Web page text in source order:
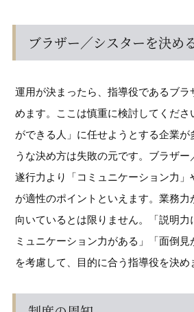
ブラザー／シスターを決め
運用が決まったら、指導役であるブラ
めます。ここは慎重に検討してくださ
ができる人」に任せようとする企業が
うな決め方は失敗の元です。ブラザー
遂行力より「コミュニケーション力」
が適性のポイントといえます。業務力
向いているとは限りません。「説明力
ミュニケーション力がある」「面倒
を考慮して、目的に合う指導役を決め